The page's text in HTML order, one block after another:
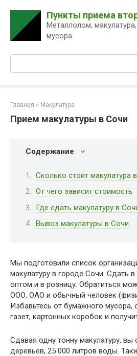
контенту
Пункты приема
Металлолом,
мусора
Главная » Макулатура
Прием макулатуры в Сочи
Содержание
Сколько стоит макулатура
От чего зависит стоимость
Где сдать макулатуру в
Вывоз макулатуры в Сочи
Мы подготовили список
макулатуру в городе Сочи. Сдать
оптом и в розницу. Обратиться
ООО, ОАО и обычный человек
Избавьтесь от бумажного мусора,
газет, картонных коробок и
Сдавая одну тонну макулатуру, вы
деревьев, 25 000 литров воды.